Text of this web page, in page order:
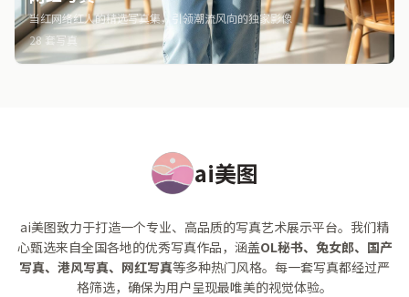
当红网络红人的精选写真集，引领潮流风向的独家影像
28 套写真
ai美图
ai美图致力于打造一个专业、高品质的写真艺术展示平台。我们精
心甄选来自全国各地的优秀写真作品，涵盖OL秘书、兔女郎、国产
写真、港风写真、网红写真等多种热门风格。每一套写真都经过严
格筛选，确保为用户呈现最唯美的视觉体验。